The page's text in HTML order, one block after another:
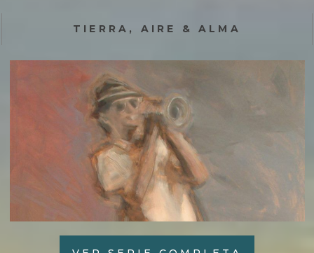
TIERRA, AIRE & ALMA